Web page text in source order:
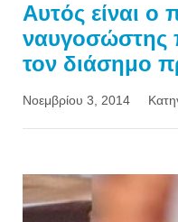
Αυτός είναι ο
ναυγοσώστης
τον διάσημο
Νοεμβρίου 3, 2014